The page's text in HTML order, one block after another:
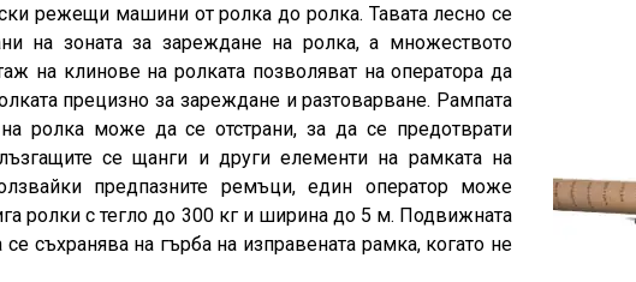
режещи машини от ролка до ролка. Тавата лесно се
на зоната за зареждане на ролка, а множеството
на клинове на ролката позволяват на оператора да
прецизно за зареждане и разтоварване. Рампата
ролка може да се отстрани, за да се предотврати
се щанги и други елементи на рамката на
предпазните ремъци, един оператор може
ролки с тегло до 300 кг и ширина до 5 м. Подвижната
съхранява на гърба на изправената рамка, когато не